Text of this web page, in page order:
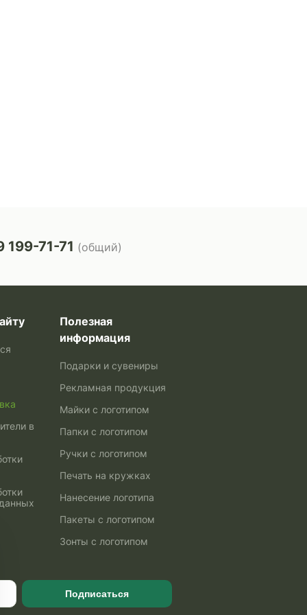
199-71-71 (общий)
в
Полезная
информация
Подарки и сувениры
Рекламная продукция
Майки с логотипом
Папки с логотипом
Ручки с логотипом
Печать на кружках
Нанесение логотипа
Пакеты с логотипом
Зонты с логотипом
Подписаться